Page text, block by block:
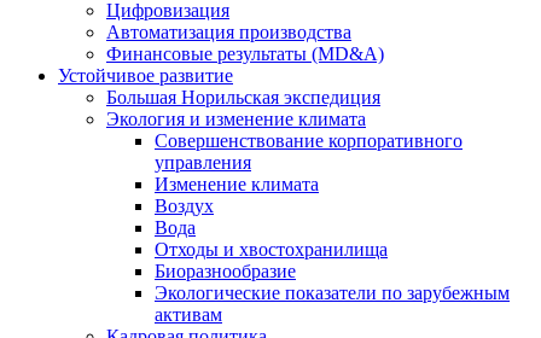
Цифровизация
Автоматизация производства
Финансовые результаты (MD&A)
Устойчивое развитие
Большая Норильская экспедиция
Экология и изменение климата
Совершенствование корпоративного
управления
Изменение климата
Воздух
Вода
Отходы и хвостохранилища
Биоразнообразие
Экологические показатели по зарубежным
активам